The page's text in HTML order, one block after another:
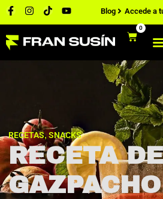
Blog Accede a
0
RECETAS,SNACKS
RECETA DE